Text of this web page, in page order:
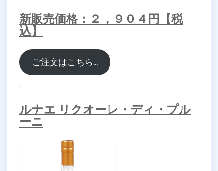
新販売価格：２，９０４円【税
込】
ご注文はこちら…
.
ルナエ リクオーレ・ディ・プル
ーニ